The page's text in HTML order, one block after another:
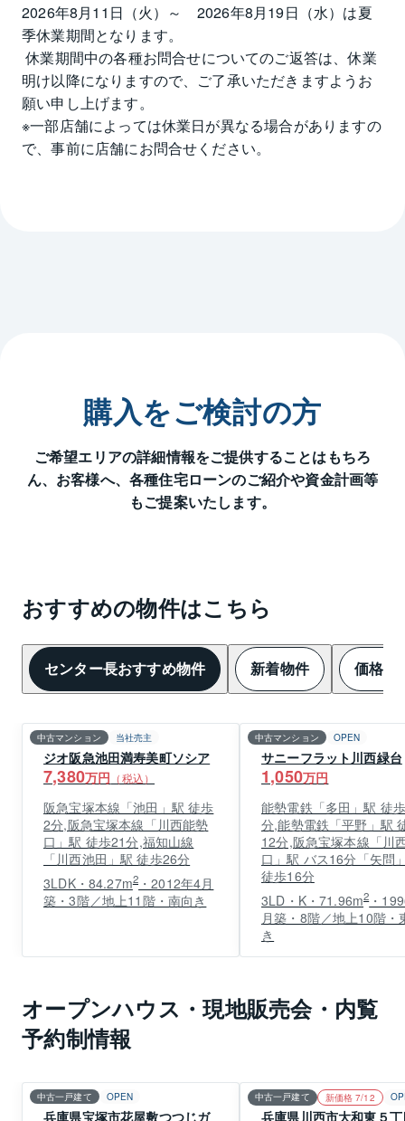
2026年8月11日（火）～　2026年8月19日（水）は夏
季休業期間となります。
休業期間中の各種お問合せについてのご返答は、休業
明け以降になりますので、ご了承いただきますようお
願い申し上げます。
※一部店舗によっては休業日が異なる場合がありますの
で、事前に店舗にお問合せください。
購入をご検討の方
ご希望エリアの詳細情報をご提供することはもちろ
ん、 お客様へ、各種住宅ローンのご紹介や資金計画等
もご提案いたします。
おすすめの物件はこちら
センター長おすすめ物件 新着物件 価格変
中古マンション 当社売主
ジオ阪急池田満寿美町ソシア
7,380万円 （税込）
阪急宝塚本線「池田」駅 徒歩
2分,阪急宝塚本線「川西能勢
口」駅 徒歩21分,福知山線
「川西池田」駅 徒歩26分
3LDK・84.27m2 ・2012年4月
築・3階／地上11階・南向き
中古マンション OPEN
サニーフラット川西緑台
1,050万円
能勢電鉄「多田」駅 徒
分,能勢電鉄「平野」駅
12分,阪急宝塚本線「川
口」駅 バス16分「矢問
徒歩16分
3LD・K・71.96m2・
月築・8階／地上10階・
き
オープンハウス・現地販売会・内覧
予約制情報
中古一戸建て OPEN
兵庫県宝塚市花屋敷つつじガ
中古一戸建て 新価格 7/12
兵庫県川西市大和東５